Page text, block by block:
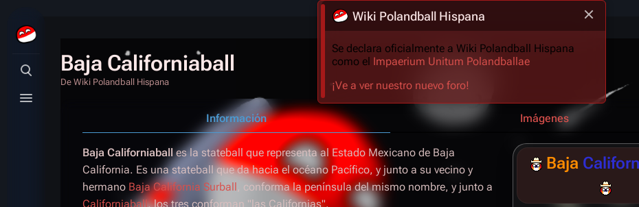
Búsqueda alternativa
Menú alternativo
Wiki Polandball Hispana
Se declara oficialmente a Wiki Polandball Hispana
como el Impaerium Unitum Polandballae
¡Ve a ver nuestro nuevo foro!
Baja Californiaball
De Wiki Polandball Hispana
Información Imágenes
Baja
Baja Californiaballes la stateball que representa al Estado Mexicano de Baja
California. Es una stateball que da hacia el océano Pacífico, y junto a su vecino y
hermano Baja California Surball, conforma la península del mismo nombre, y junto a
Californiaball, los tres conforman "las Californias".